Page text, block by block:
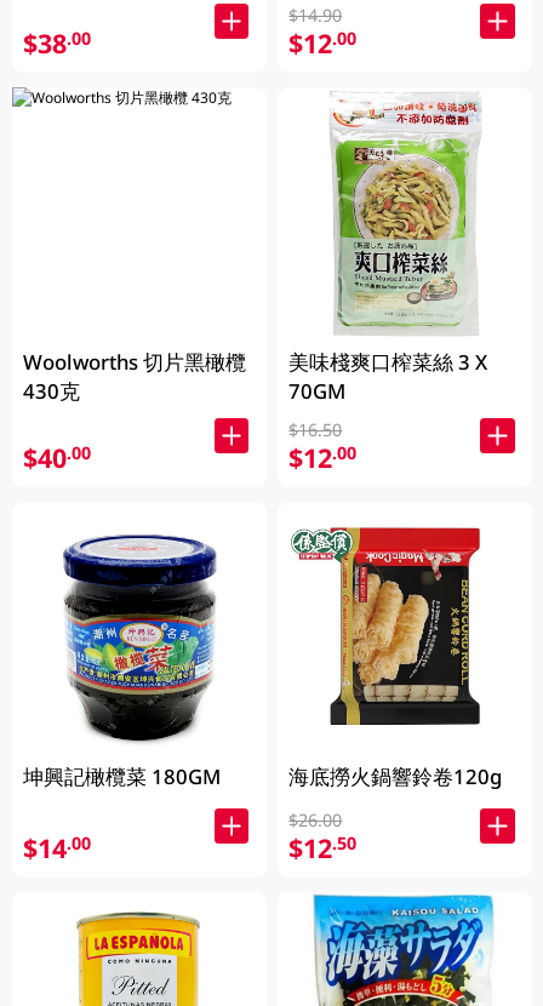
$38.00
Woolworths 切片黑橄欖
430克
$40.00
坤興記橄欖菜 180GM
$14.00
$14.90
$12.00
美味棧爽口榨菜絲 3 X
70GM
$16.50
$12.00
海底撈火鍋響鈴卷120g
$26.00
$12.50